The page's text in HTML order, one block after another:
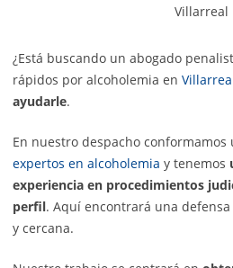
Villarreal
¿Está buscando un abogado
rápidos por alcoholemia en
ayudarle.
En nuestro despacho conformamos
expertos en alcoholemia y tenemos
experiencia en procedimientos
perfil. Aquí encontrará una
y cercana.